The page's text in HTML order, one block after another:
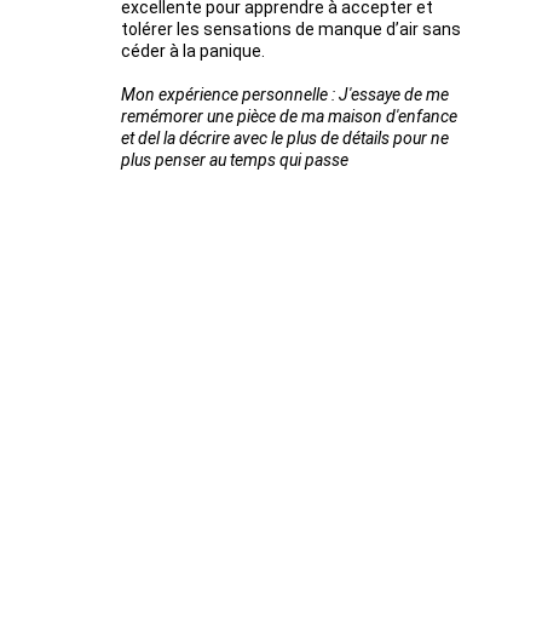
excellente pour apprendre à accepter et
tolérer les sensations de manque d’air sans
céder à la panique.
Mon expérience personnelle : J'essaye de me
remémorer une pièce de ma maison d'enfance
et del la décrire avec le plus de détails pour ne
plus penser au temps qui passe